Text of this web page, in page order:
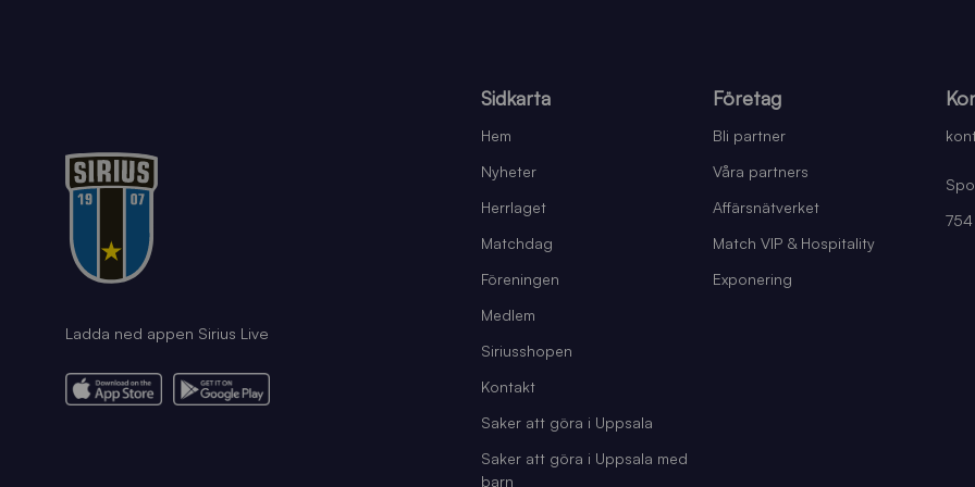
Ladda ned appen Sirius Live
Sidkarta
Hem
Nyheter
Herrlaget
Matchdag
Föreningen
Medlem
Siriusshopen
Kontakt
Saker att göra i Uppsala
Saker att göra i Uppsala med
barn
Företag
Bli partner
Våra partners
Affärsnätverket
Match VIP & Hospitality
Exponering
754